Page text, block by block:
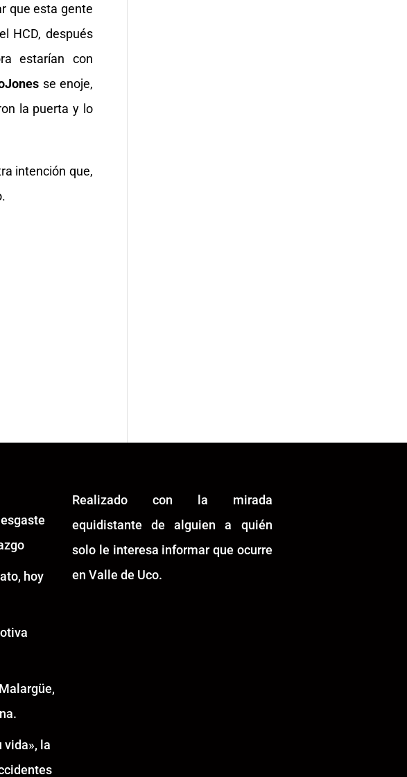
que esta gente
HCD, después
estarían con
se enoje,
la puerta y lo
intención que,
hoy
vida», la
Realizado con la mirada
equidistante de alguien a quién
solo le interesa informar que ocurre
en Valle de Uco.